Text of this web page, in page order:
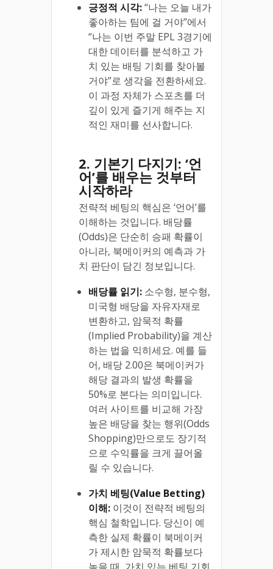
긍정적 시각:“나는 오늘 내가
좋아하는 팀에 걸 거야”에서
“나는 이번 주말 EPL 3경기에
대한 데이터를 분석하고 가
치 있는 배팅 기회를 찾아볼
거야”로 생각을 전환하세요.
이 과정 자체가 스포츠를 더
깊이 있게 즐기게 해주는 지
적인 재미를 선사합니다.
2. 기본기 다지기: ‘언
어’를 배우는 것부터
시작하라
전략적 베팅의 핵심은 ‘언어’를
이해하는 것입니다. 배당률
(Odds)은 단순히 승패 확률이
아니라, 북메이커의 예측과 가
치 판단이 담긴 정보입니다.
배당률 읽기: 소수형, 분수형,
미국형 배당을 자유자재로
변환하고, 암묵적 확률
(Implied Probability)을 계산
하는 법을 익히세요. 예를 들
어, 배당 2.00은 북메이커가
해당 결과의 발생 확률을
50%로 본다는 의미입니다.
여러 사이트를 비교해 가장
높은 배당을 찾는 행위(Odds
Shopping)만으로도 장기적
으로 수익률을 크게 끌어올
릴 수 있습니다.
가치 베팅(Value Betting)
이해: 이것이 전략적 베팅의
핵심 철학입니다. 당신이 예
측한 실제 확률이 북메이커
가 제시한 암묵적 확률보다